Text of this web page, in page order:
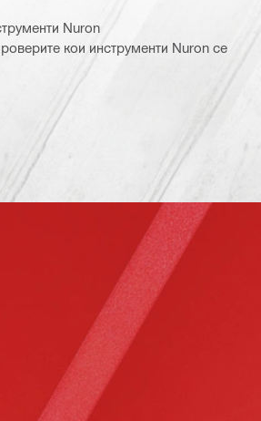
Nuron
кои инструменти Nuron се